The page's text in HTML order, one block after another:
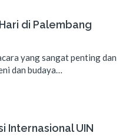
di Palembang
yang sangat penting dan
dan budaya…
Internasional UIN